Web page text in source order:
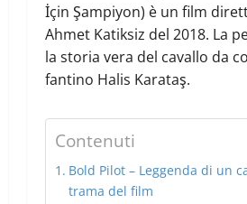
İçin Şampiyon) è un film
Ahmet Katiksiz del 2018. La
la storia vera del cavallo da
fantino Halis Karataş.
Contenuti
Bold Pilot – Leggenda di un
trama del film